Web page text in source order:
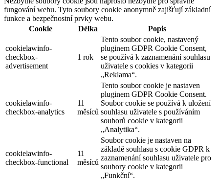
fungování webu. Tyto soubory cookie anonymně zajišťují základní
funkce a bezpečnostní prvky webu.
Cookie
Délka Popis
cookielawinfo-
checkbox-
advertisement
1 rok
Tento soubor cookie, nastavený
pluginem GDPR Cookie Consent,
se používá k zaznamenání souhlasu
uživatele s cookies v kategorii
„Reklama“.
cookielawinfo-
checkbox-analytics
11
měsíců
Tento soubor cookie je nastaven
pluginem GDPR Cookie Consent.
Soubor cookie se používá k uložení
souhlasu uživatele s používáním
souborů cookie v kategorii
„Analytika“.
cookielawinfo-
checkbox-functional
11
měsíců
Soubor cookie je nastaven na
základě souhlasu s cookie GDPR k
zaznamenání souhlasu uživatele pro
soubory cookie v kategorii
„Funkční“.